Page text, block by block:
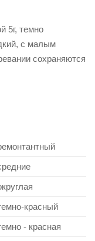
5г, темно
с малым
сохраняются
красный
- красная